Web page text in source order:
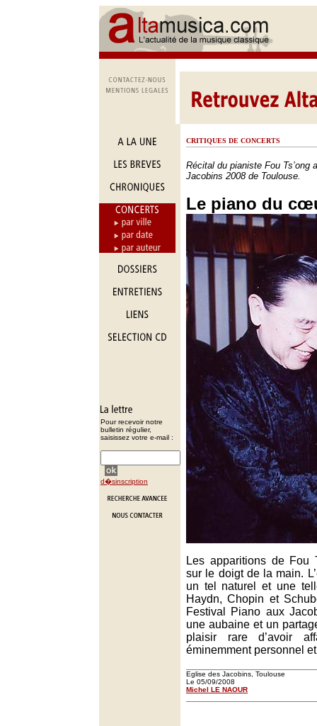
Pour recevoir notre
bulletin régulier,
saisissez votre e-mail :
d�sinscription
CRITIQUES DE CONCERTS
Récital du pianiste Fou Ts’ong
Jacobins 2008 de Toulouse.
Le piano du
Les apparitions de Fou
sur le doigt de la main.
un tel naturel et une
Haydn, Chopin et
Festival Piano aux
une aubaine et un
plaisir rare d’avoir
éminemment personnel
Eglise des Jacobins, Toulouse
Le 05/09/2008
Michel LE NAOUR